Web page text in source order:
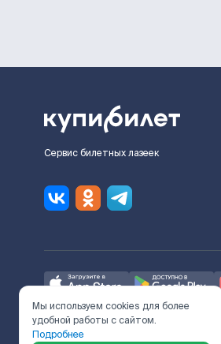
Сервис билетных лазеек
Ж/Д билеты предоставляются
Мы используем cookies для более
удобной работы с сайтом.
Подробнее